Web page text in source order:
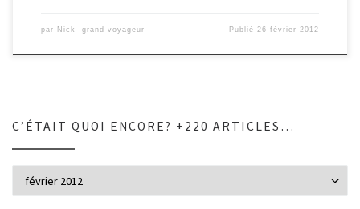
par Nick- grand voyageur Publié 26 février 2012
C’ÉTAIT QUOI ENCORE? +220 ARTICLES…